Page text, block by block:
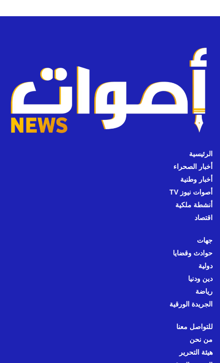
الرئيسية
أخبار الصحراء
أخبار وطنية
أصوات نيوز TV
أنشطة ملكية
اقتصاد
جهات
حوادث وقضايا
دولية
دين ودنيا
رياضة
الجريدة الورقية
للتواصل معنا
من نحن
هيئة التحرير